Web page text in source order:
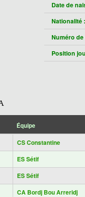
Date de
Nationalité :
Numéro de
Position
Équipe
CS Constantine
ES Sétif
ES Sétif
CA Bordj Bou Arreridj